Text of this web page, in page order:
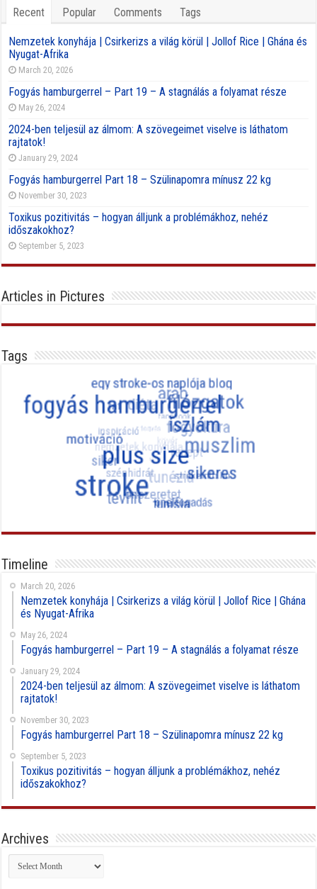
Recent Popular Comments Tags
Nemzetek konyhája | Csirkerizs a világ körül | Jollof Rice | Ghána és
Nyugat-Afrika
March 20, 2026
Fogyás hamburgerrel – Part 19 – A stagnálás a folyamat része
May 26, 2024
2024-ben teljesül az álmom: A szövegeimet viselve is láthatom
rajtatok!
January 29, 2024
Fogyás hamburgerrel Part 18 – Szülinapomra mínusz 22 kg
November 30, 2023
Toxikus pozitivitás – hogyan álljunk a problémákhoz, nehéz
időszakokhoz?
September 5, 2023
Articles in Pictures
Tags
Timeline
March 20, 2026
Nemzetek konyhája | Csirkerizs a világ körül | Jollof Rice | Ghána
és Nyugat-Afrika
May 26, 2024
Fogyás hamburgerrel – Part 19 – A stagnálás a folyamat része
January 29, 2024
2024-ben teljesül az álmom: A szövegeimet viselve is láthatom
rajtatok!
November 30, 2023
Fogyás hamburgerrel Part 18 – Szülinapomra mínusz 22 kg
September 5, 2023
Toxikus pozitivitás – hogyan álljunk a problémákhoz, nehéz
időszakokhoz?
Archives
Archives